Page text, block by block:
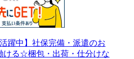
活躍中】社保完備・派遣のお
る☆梱包・出荷・仕分けな